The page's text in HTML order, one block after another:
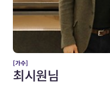
[가수]
최시원님